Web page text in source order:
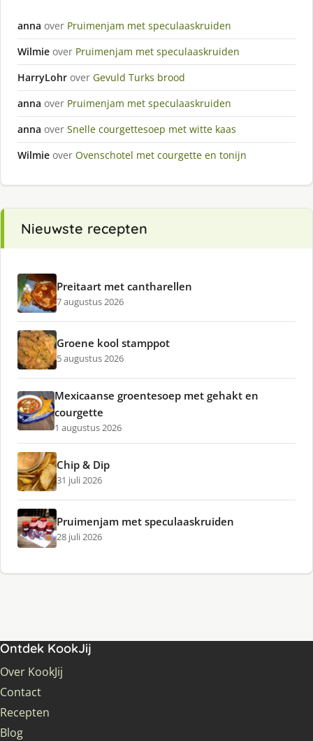
anna over Pruimenjam met speculaaskruiden
Wilmie over Pruimenjam met speculaaskruiden
HarryLohr over Gevuld Turks brood
anna over Pruimenjam met speculaaskruiden
anna over Snelle courgettesoep met witte kaas
Wilmie over Ovenschotel met courgette en tonijn
Nieuwste recepten
Preitaart met cantharellen
7 augustus 2026
Groene kool stamppot
5 augustus 2026
Mexicaanse groentesoep met gehakt en
courgette
1 augustus 2026
Chip & Dip
31 juli 2026
Pruimenjam met speculaaskruiden
28 juli 2026
Ontdek KookJij
Over KookJij
Contact
Recepten
Blog